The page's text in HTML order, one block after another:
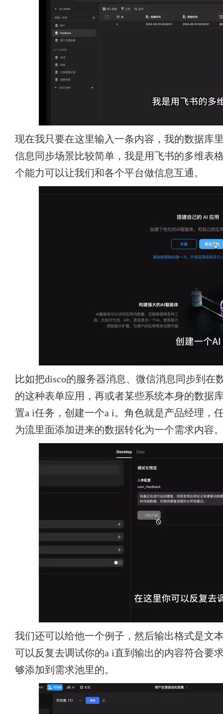
现在我只要在这里输入一条内容，我的数据库
信息同步场景比较简单，我是用飞书的多维表
个能力可以让我们和各个平台做信息互通。
比如把disco的服务器消息、微信消息同步到在
的这种表单应用，再或者某些系统本身的数据
置a i任务，创建一个a i。角色就是产品经理，
为流里面添加进来的数据转化为一个需求内容
我们还可以给他一个例子，然后输出格式是文
可以反复去调试你的a i直到输出的内容符合要
够添加到需求池里的。